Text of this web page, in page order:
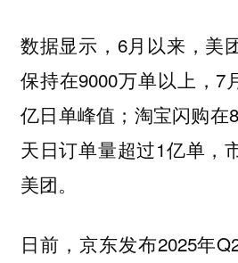
数据显示，6月以来，美
保持在9000万单以上，7
亿日单峰值；淘宝闪购在
天日订单量超过1亿单，
美团。
日前，京东发布2025年